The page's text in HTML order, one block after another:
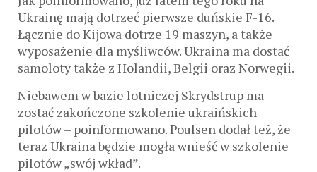
Ukrainę mają dotrzeć pierwsze duńskie F-16.
Łącznie do Kijowa dotrze 19 maszyn, a także
wyposażenie dla myśliwców. Ukraina ma dostać
samoloty także z Holandii, Belgii oraz Norwegii.
Niebawem w bazie lotniczej Skrydstrup ma
zostać zakończone szkolenie ukraińskich
pilotów – poinformowano. Poulsen dodał też, że
teraz Ukraina będzie mogła wnieść w szkolenie
pilotów „swój wkład”.